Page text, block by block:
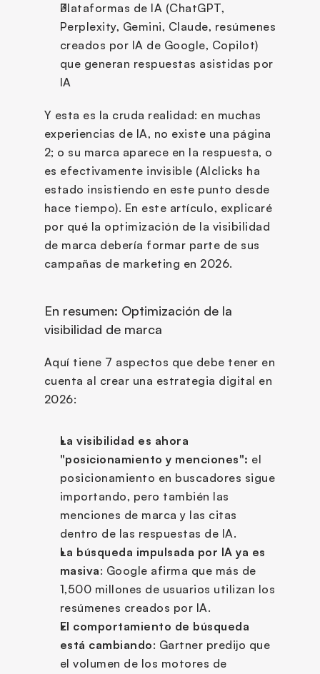
Plataformas de IA (ChatGPT,
Perplexity, Gemini, Claude, resúmenes
creados por IA de Google, Copilot)
que generan respuestas asistidas por
IA
Y esta es la cruda realidad: en muchas
experiencias de IA, no existe una página
2; o su marca aparece en la respuesta, o
es efectivamente invisible (AIclicks ha
estado insistiendo en este punto desde
hace tiempo). En este artículo, explicaré
por qué la optimización de la visibilidad
de marca debería formar parte de sus
campañas de marketing en 2026.
En resumen: Optimización de la
visibilidad de marca
Aquí tiene 7 aspectos que debe tener en
cuenta al crear una estrategia digital en
2026:
La visibilidad es ahora
"posicionamiento y menciones": el
posicionamiento en buscadores sigue
importando, pero también las
menciones de marca y las citas
dentro de las respuestas de IA.
La búsqueda impulsada por IA ya es
masiva: Google afirma que más de
1,500 millones de usuarios utilizan los
resúmenes creados por IA.
El comportamiento de búsqueda
está cambiando: Gartner predijo que
el volumen de los motores de